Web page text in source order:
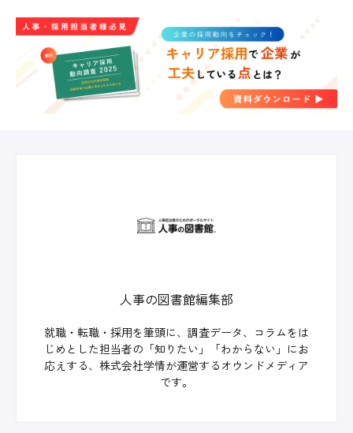
人事の図書館編集部
就職・転職・採用を筆頭に、調査データ、コラムをは
じめとした担当者の「知りたい」「わからない」にお
応えする、株式会社学情が運営するオウンドメディア
です。